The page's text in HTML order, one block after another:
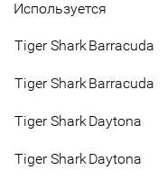
Используется
Tiger SharkBarracuda
Tiger SharkBarracuda
Tiger SharkDaytona
Tiger SharkDaytona